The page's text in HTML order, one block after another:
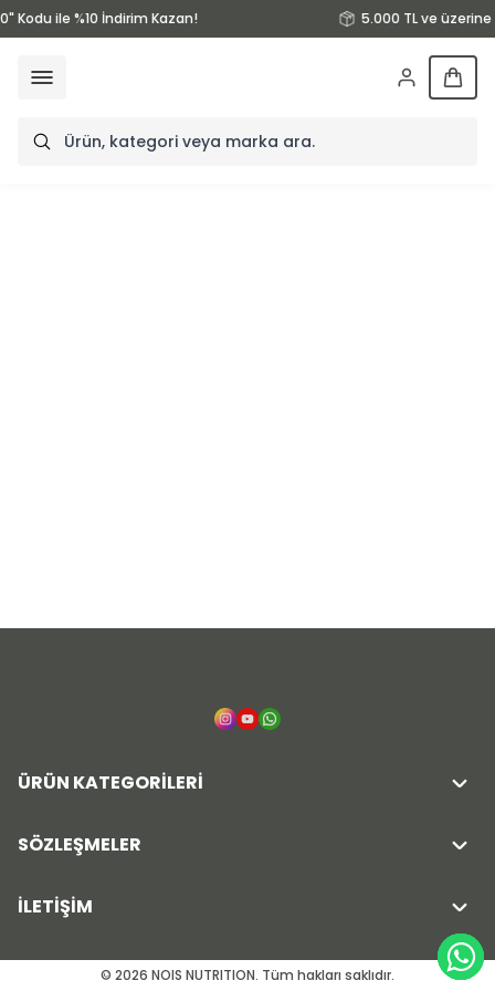
Kodu ile %10 İndirim Kazan! 5.000 TL ve üzerine
ÜRÜN KATEGORİLERİ
SÖZLEŞMELER
İLETİŞİM
© 2026 NOIS NUTRITION. Tüm hakları saklıdır.